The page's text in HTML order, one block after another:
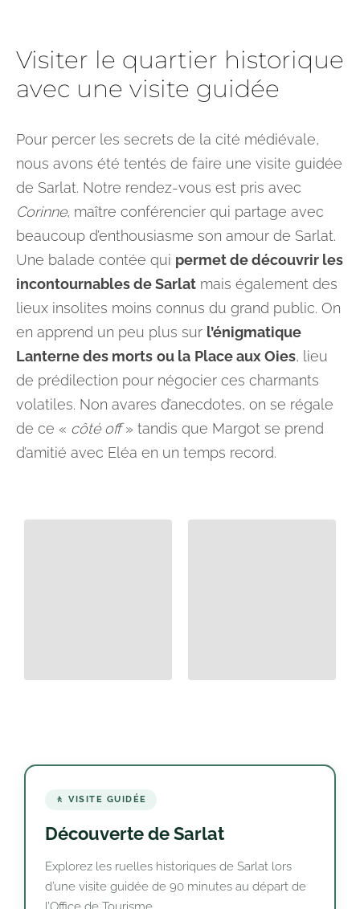
Visiter le quartier historique
avec une visite guidée
Pour percer les secrets de la cité médiévale,
nous avons été tentés de faire une visite guidée
de Sarlat. Notre rendez-vous est pris avec
Corinne, maître conférencier qui partage avec
beaucoup d’enthousiasme son amour de Sarlat.
Une balade contée qui permet de découvrir les
incontournables de Sarlat mais également des
lieux insolites moins connus du grand public. On
en apprend un peu plus sur l’énigmatique
Lanterne des morts ou la Place aux Oies, lieu
de prédilection pour négocier ces charmants
volatiles. Non avares d’anecdotes, on se régale
de ce « côté off» tandis que Margot se prend
d’amitié avec Eléa en un temps record.
🚶 VISITE GUIDÉE
Découverte de Sarlat
Explorez les ruelles historiques de Sarlat lors
d’une visite guidée de 90 minutes au départ de